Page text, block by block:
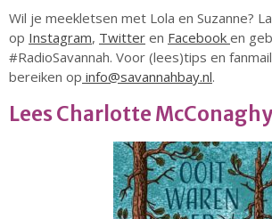
23
Sunday
26 juli:
Vrijwilliger:
Financiële
Summer
21 juni:
Wil je meekletsen met Lola en Suzanne?
op Instagram, Twitter en Facebook en
#RadioSavannah. Voor (lees)tips en
bereiken op info@savannahbay.nl.
Lees Charlotte McConaghy